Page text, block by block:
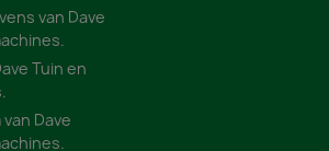
van Dave
Tuin en
Dave